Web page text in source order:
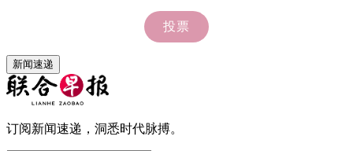
新闻速递
订阅新闻速递，洞悉时代脉搏。